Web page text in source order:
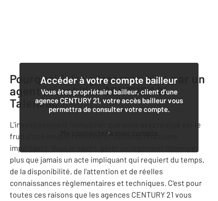
Accéder à votre compte bailleur
Vous êtes propriétaire bailleur, client d’une
agence CENTURY 21, votre accès bailleur vous
permettra de consulter votre compte.
Me connecter à mon compte
Pourquoi faire gérer mon bien par un
agent immobilierCENTURY 21
Talensac?
L'investissement immobilier que vous avez réalisé est le
fruit d'une longue réflexion et d'efforts financiers
importants. Vous le savez, gérer un logement demeure
plus que jamais un acte impliquant qui requiert du temps,
de la disponibilité, de l'attention et de réelles
connaissances règlementaires et techniques. C'est pour
toutes ces raisons que les agences CENTURY 21 vous